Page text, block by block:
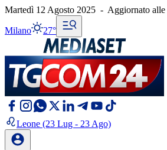
Martedì 12 Agosto 2025 - Aggiornato alle
Milano 27°
Leone (23 Lug - 23 Ago)